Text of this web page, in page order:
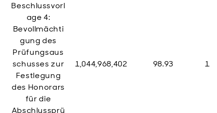
Beschlussvorl
age 4:
Bevollmächti
gung des
Prüfungsaus
schusses zur
Festlegung
des Honorars
für die
Abschlussprü
1,044,968,402 98.93